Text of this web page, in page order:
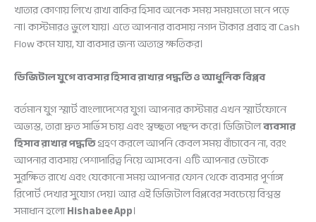
খাতার কোণায় লিখে রাখা বাকির হিসাব অনেক সময় সময়মতো মনে পড়ে
না। কাস্টমারও ভুলে যায়। এতে আপনার ব্যবসায় নগদ টাকার প্রবাহ বা Cash
Flow কমে যায়, যা ব্যবসার জন্য অত্যন্ত ক্ষতিকর।
ডিজিটাল যুগে ব্যবসার হিসাব রাখার পদ্ধতি ও আধুনিক বিপ্লব
বর্তমান যুগ স্মার্ট বাংলাদেশের যুগ। আপনার কাস্টমার এখন স্মার্টফোনে
অভ্যস্ত, তারা দ্রুত সার্ভিস চায় এবং স্বচ্ছতা পছন্দ করে। ডিজিটালব্যবসার
হিসাব রাখার পদ্ধতিগ্রহণ করলে আপনি কেবল সময় বাঁচাবেন না, বরং
আপনার ব্যবসায় পেশাদারিত্ব নিয়ে আসবেন। এটি আপনার ডেটাকে
সুরক্ষিত রাখে এবং যেকোনো সময় আপনার ফোন থেকে ব্যবসার পূর্ণাঙ্গ
রিপোর্ট দেখার সুযোগ দেয়। আর এই ডিজিটাল বিপ্লবের সবচেয়ে বিশ্বস্ত
সমাধান হলোHishabee App।